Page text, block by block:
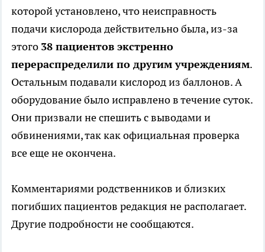
которой установлено, что неисправность
подачи кислорода действительно была, из-за
этого 38 пациентов экстренно
перераспределили по другим учреждениям.
Остальным подавали кислород из баллонов. А
оборудование было исправлено в течение суток.
Они призвали не спешить с выводами и
обвинениями, так как официальная проверка
все еще не окончена.
Комментариями родственников и близких
погибших пациентов редакция не располагает.
Другие подробности не сообщаются.